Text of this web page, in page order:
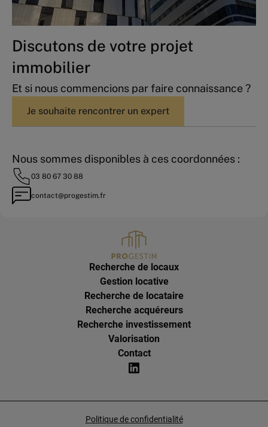
Discutons de votre projet
immobilier
Et si nous commencions par faire connaissance ?
Je souhaite rencontrer un expert
Nous sommes disponibles à ces coordonnées :
03 80 67 30 88
contact@progestim.fr
Recherche de locaux
Gestion locative
Recherche de locataire
Recherche acquéreurs
Recherche investissement
Valorisation
Contact
Politique de confidentialité